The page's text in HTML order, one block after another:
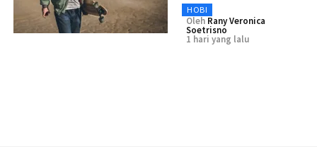
HOBI
Oleh Rany Veronica
Soetrisno
1 hari yang lalu